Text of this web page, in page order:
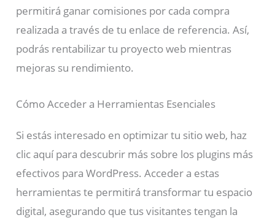
permitirá ganar comisiones por cada compra
realizada a través de tu enlace de referencia. Así,
podrás rentabilizar tu proyecto web mientras
mejoras su rendimiento.
Cómo Acceder a Herramientas Esenciales
Si estás interesado en optimizar tu sitio web, haz
clic aquí para descubrir más sobre los plugins más
efectivos para WordPress. Acceder a estas
herramientas te permitirá transformar tu espacio
digital, asegurando que tus visitantes tengan la